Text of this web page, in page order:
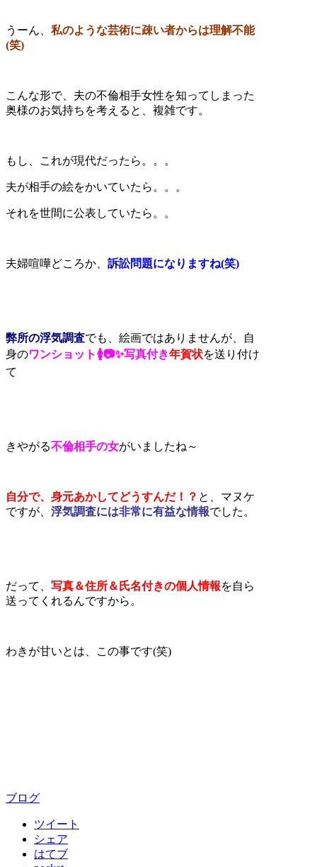
うーん、 私のような芸術に疎い者からは理解不能
(笑)
こんな形で、夫の不倫相手女性を知ってしまった
奥様のお気持ちを考えると、複雑です。
もし、これが現代だったら。。。
夫が相手の絵をかいていたら。。。
それを世間に公表していたら。。
夫婦喧嘩どころか、 訴訟問題になりますね(笑)
弊所の浮気調査でも、絵画ではありませんが、自
身のワンショット🚺📷✨写真付き年賀状を送り付け
て
きやがる不倫相手の女がいましたね～
自分で、身元あかしてどうすんだ！？ と、マヌケ
ですが、 浮気調査には非常に有益な情報でした。
だって、 写真＆住所＆氏名付きの個人情報を自ら
送ってくれるんですから。
わきが甘いとは、この事です(笑)
ブログ
ツイート
シェア
はてブ